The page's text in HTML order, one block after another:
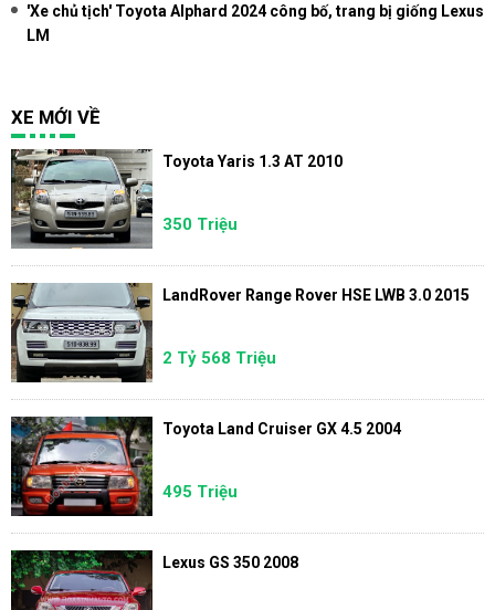
'Xe chủ tịch' Toyota Alphard 2024 công bố, trang bị giống Lexus
LM
XE MỚI VỀ
Toyota Yaris 1.3 AT 2010
350 Triệu
LandRover Range Rover HSE LWB 3.0 2015
2 Tỷ 568 Triệu
Toyota Land Cruiser GX 4.5 2004
495 Triệu
Lexus GS 350 2008